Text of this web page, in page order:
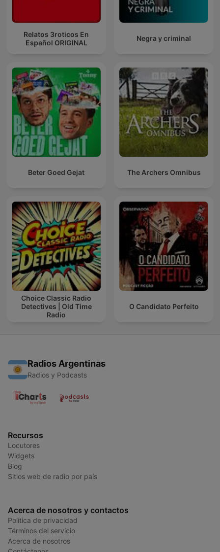
Relatos 3roticos En
Español ORIGINAL
Negra y criminal
Beter Goed Gejat The Archers Omnibus
Choice Classic Radio
Detectives | Old Time
Radio
O Candidato Perfeito
Radios Argentinas
Radios y Podcasts
Recursos
Locutores
Widgets
Blog
Sitios web de radio por país
Acerca de nosotros y contactos
Política de privacidad
Términos del servicio
Acerca de nosotros